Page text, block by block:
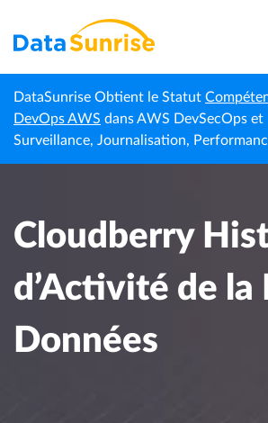
DataSunrise Obtient le Statut
DevOps AWS dans AWS DevSecOps et
Surveillance, Journalisation,
Accueil
Centre de
connaissances
Cloudberry
de Données
Cloudberry
d’Activité de la
Données